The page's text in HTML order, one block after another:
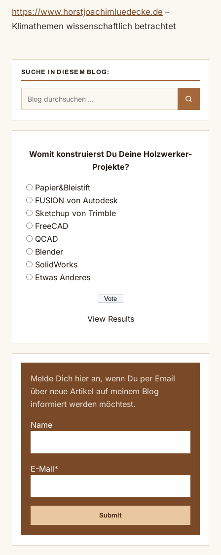
https://www.horstjoachimluedecke.de –
Klimathemen wissenschaftlich betrachtet
SUCHE IN DIESEM BLOG:
Suchen
Womit konstruierst Du Deine Holzwerker-
Projekte?
Papier&Bleistift
FUSION von Autodesk
Sketchup von Trimble
FreeCAD
QCAD
Blender
SolidWorks
Etwas Anderes
View Results
Melde Dich hier an, wenn Du per Email
über neue Artikel auf meinem Blog
informiert werden möchtest.
Name
E-Mail*